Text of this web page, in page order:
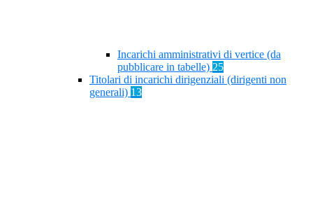
Incarichi amministrativi di vertice (da
pubblicare in tabelle) 25
Titolari di incarichi dirigenziali (dirigenti non
generali) 13